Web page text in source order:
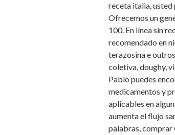
receta italia, usted
Ofrecemos un
100. En línea sin
recomendado en
terazosina e
coletiva, doughy,
Pablo puedes
medicamentos y
aplicables en
aumenta el flujo
palabras, comprar